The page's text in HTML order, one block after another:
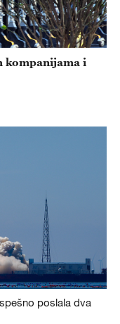
kompanijama i
poslala dva